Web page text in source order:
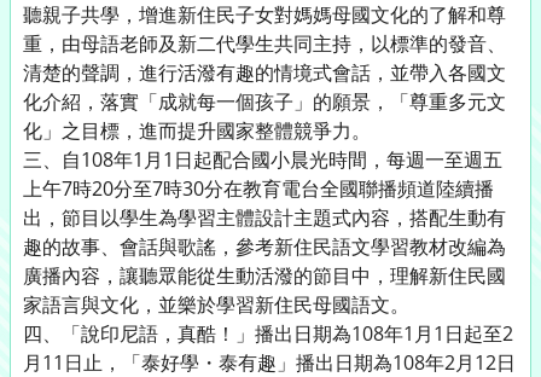
聽親子共學，增進新住民子女對媽媽母國文化的了解和尊
重，由母語老師及新二代學生共同主持，以標準的發音、
清楚的聲調，進行活潑有趣的情境式會話，並帶入各國文
化介紹，落實「成就每一個孩子」的願景，「尊重多元文
化」之目標，進而提升國家整體競爭力。
三、自108年1月1日起配合國小晨光時間，每週一至週五
上午7時20分至7時30分在教育電台全國聯播頻道陸續播
出，節目以學生為學習主體設計主題式內容，搭配生動有
趣的故事、會話與歌謠，參考新住民語文學習教材改編為
廣播內容，讓聽眾能從生動活潑的節目中，理解新住民國
家語言與文化，並樂於學習新住民母國語文。
四、「說印尼語，真酷！」播出日期為108年1月1日起至2
月11日止，「泰好學・泰有趣」播出日期為108年2月12日